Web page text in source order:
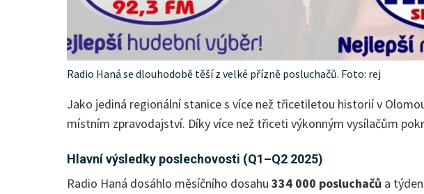
Radio Haná se dlouhodobě těší z velké přízně posluchačů. Foto: rej
Jako jediná regionální stanice s více než třicetiletou historií v
místním zpravodajství. Díky více než třiceti výkonným vysílačům
Hlavní výsledky poslechovosti (Q1–Q2 2025)
Radio Haná dosáhlo měsíčního dosahu 334 000 posluchačů a